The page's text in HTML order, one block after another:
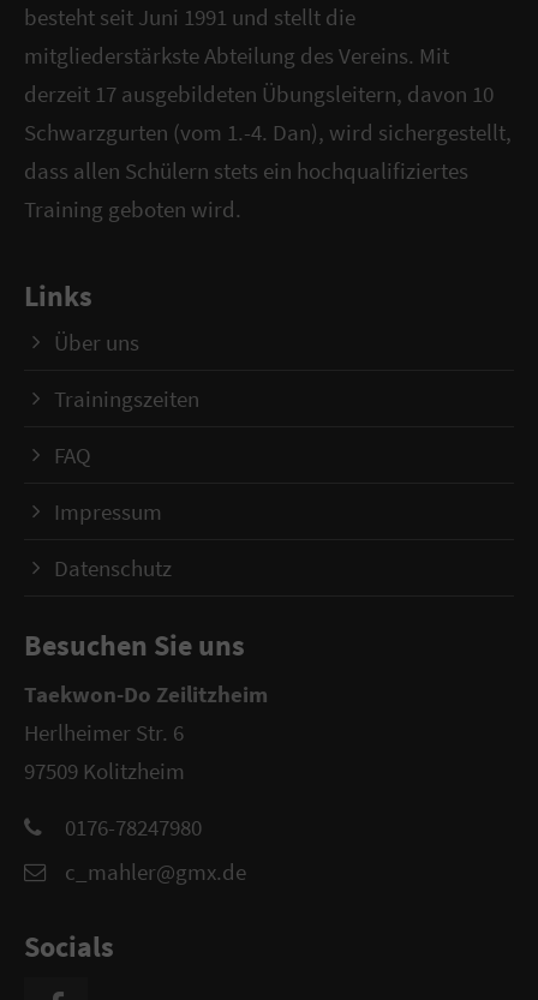
besteht seit Juni 1991 und stellt die
mitgliederstärkste Abteilung des Vereins. Mit
derzeit 17 ausgebildeten Übungsleitern, davon 10
Schwarzgurten (vom 1.-4. Dan), wird sichergestellt,
dass allen Schülern stets ein hochqualifiziertes
Training geboten wird.
Links
Über uns
Trainingszeiten
FAQ
Impressum
Datenschutz
Besuchen Sie uns
Taekwon-Do Zeilitzheim
Herlheimer Str. 6
97509 Kolitzheim
0176-78247980
c_mahler@gmx.de
Socials